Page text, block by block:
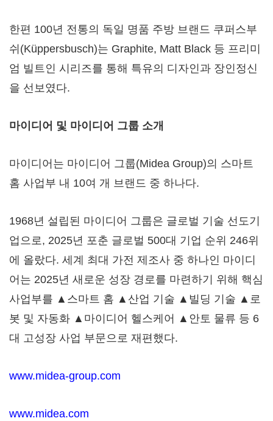
한편 100년 전통의 독일 명품 주방 브랜드 쿠퍼스부
쉬(Küppersbusch)는 Graphite, Matt Black 등 프리미
엄 빌트인 시리즈를 통해 특유의 디자인과 장인정신
을 선보였다.
마이디어 및 마이디어 그룹 소개
마이디어는 마이디어 그룹(Midea Group)의 스마트
홈 사업부 내 10여 개 브랜드 중 하나다.
1968년 설립된 마이디어 그룹은 글로벌 기술 선도기
업으로, 2025년 포춘 글로벌 500대 기업 순위 246위
에 올랐다. 세계 최대 가전 제조사 중 하나인 마이디
어는 2025년 새로운 성장 경로를 마련하기 위해 핵심
사업부를 ▲스마트 홈 ▲산업 기술 ▲빌딩 기술 ▲로
봇 및 자동화 ▲마이디어 헬스케어 ▲안토 물류 등 6
대 고성장 사업 부문으로 재편했다.
www.midea-group.com
www.midea.com